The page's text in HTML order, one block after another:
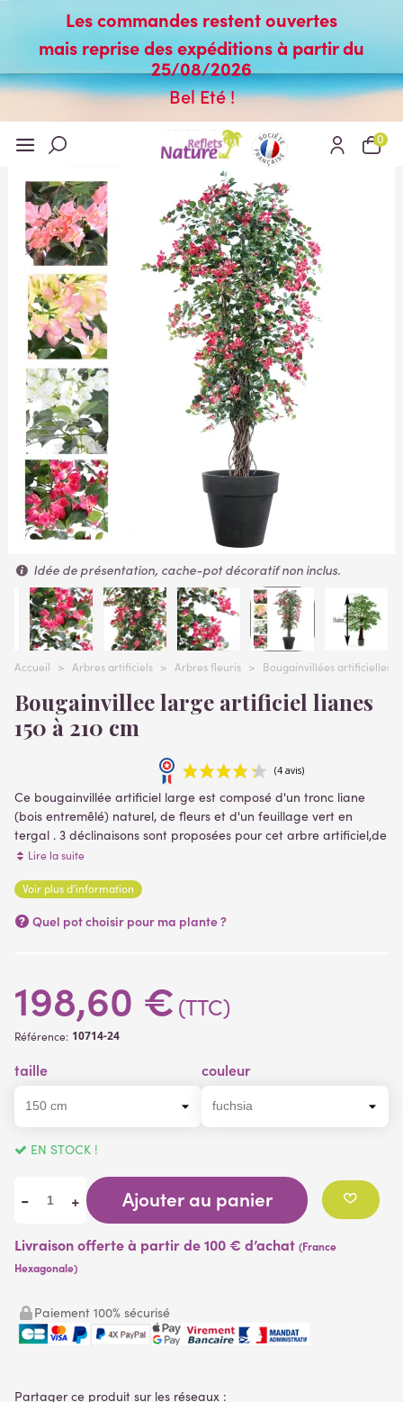
Les commandes restent ouvertes
mais reprise des expéditions à partir du
25/08/2026
Bel Eté !
0
Idée de présentation, cache-pot décoratif non inclus.
Accueil > Arbres artificiels > Arbres fleuris > Bougainvillées artificielles
Bougainvillee large artificiel lianes
150 à 210 cm
Ce bougainvillée artificiel large est composé d'un tronc liane
(bois entremêlé) naturel, de fleurs et d'un feuillage vert en
tergal . 3 déclinaisons sont proposées pour cet arbre artificiel,de
150 à 210 cm de hauteur et 4 possibilité de couleurs. Livré dans
méditerranéen décoratif et coloré s'adaptera parfaitement à
1er feuillage à partir de 50 cm du bas du pot.
Lire la suite
Voir plus d'information
Quel pot choisir pour ma plante ?
198,60 € (TTC)
Référence: 10714-24
taille couleur
EN STOCK !
- + Ajouter au panier
Livraison offerte à partir de 100 € d’achat (France
Hexagonale)
Paiement 100% sécurisé